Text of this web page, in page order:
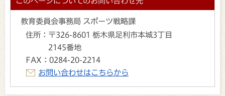
教育委員会事務局 スポーツ戦略課
住所： 〒326-8601 栃木県足利市本城3丁目
2145番地
FAX： 0284-20-2214
お問い合わせはこちらから